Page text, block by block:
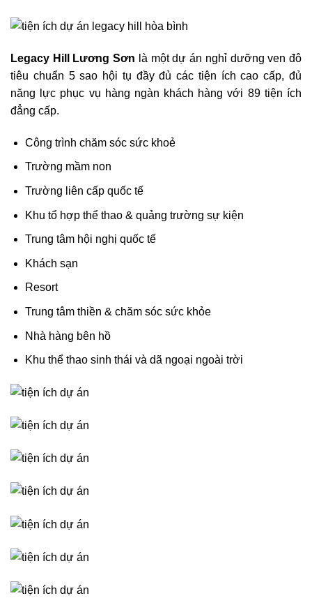
Legacy Hill Lương Sơn là một dự án nghỉ dưỡng ven đô
tiêu chuẩn 5 sao hội tụ đầy đủ các tiện ích cao cấp, đủ
năng lực phục vụ hàng ngàn khách hàng với 89 tiện ích
đẳng cấp.
Công trình chăm sóc sức khoẻ
Trường mầm non
Trường liên cấp quốc tế
Khu tổ hợp thể thao & quảng trường sự kiện
Trung tâm hội nghị quốc tế
Khách sạn
Resort
Trung tâm thiền & chăm sóc sức khỏe
Nhà hàng bên hồ
Khu thể thao sinh thái và dã ngoại ngoài trời